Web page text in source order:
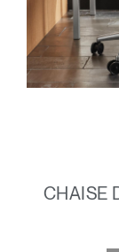
CHAISE